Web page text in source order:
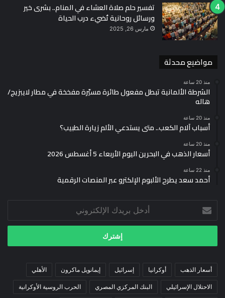
تفسير حلم صلاة العشاء في المنام.. بشرى خير
ورسائل روحانية تُضيء درب الحياة
مارس 26, 2025
مواضيع محدثة
منذ 20 ساعة
الشرطة الألمانية تبطل مفعول طائرة مسيّرة مفخخة في مطار لايبزيج/
هاله
منذ 20 ساعة
أسباب آلام الكعب.. متى يستدعي الألم زيارة الطبيب؟
منذ 20 ساعة
أسعار الذهب في البحرين اليوم الأربعاء 5 أغسطس 2026
منذ 22 ساعة
أحمد سعد يطرح الألبوم الإلكترو عبر المنصات الرقمية
بريدك
الإلكتروني
أسعار الذهب أوكرانيا إسرائيل إيمانويل ماكرون الأهلي
الاحتلال الإسرائيلي البنك المركزي المصري الحرب الروسية الأوكرانية